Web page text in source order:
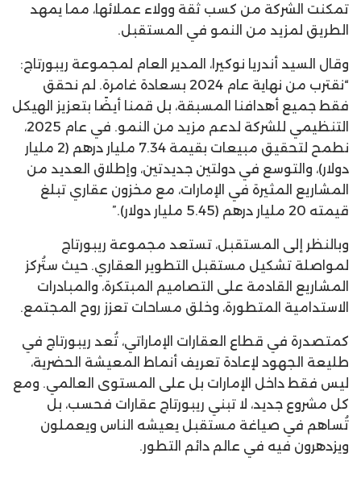
تمكنت الشركة من كسب ثقة وولاء عملائها، مما يمهد
الطريق لمزيد من النمو في المستقبل.
وقال السيد أندريا نوكيرا، المدير العام لمجموعة ريبورتاج:
“نقترب من نهاية عام 2024 بسعادة غامرة. لم نحقق
فقط جميع أهدافنا المسبقة، بل قمنا أيضًا بتعزيز الهيكل
التنظيمي للشركة لدعم مزيد من النمو. في عام 2025،
نطمح لتحقيق مبيعات بقيمة 7.34 مليار درهم (2 مليار
دولار)، والتوسع في دولتين جديدتين، وإطلاق العديد من
المشاريع المثيرة في الإمارات، مع مخزون عقاري تبلغ
قيمته 20 مليار درهم (5.45 مليار دولار).”
وبالنظر إلى المستقبل، تستعد مجموعة ريبورتاج
لمواصلة تشكيل مستقبل التطوير العقاري. حيث ستُركز
المشاريع القادمة على التصاميم المبتكرة، والمبادرات
الاستدامية المتطورة، وخلق مساحات تعزز روح المجتمع.
كمتصدرة في قطاع العقارات الإماراتي، تُعد ريبورتاج في
طليعة الجهود لإعادة تعريف أنماط المعيشة الحضرية،
ليس فقط داخل الإمارات بل على المستوى العالمي. ومع
كل مشروع جديد، لا تبني ريبورتاج عقارات فحسب، بل
تُساهم في صياغة مستقبل يعيشه الناس ويعملون
ويزدهرون فيه في عالم دائم التطور.